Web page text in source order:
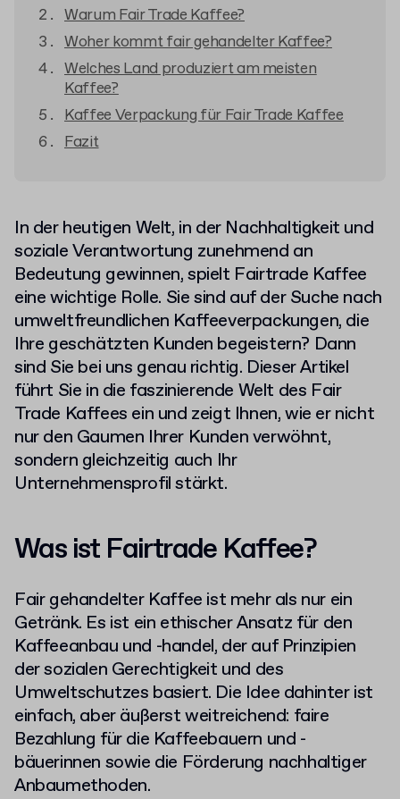
Warum Fair Trade Kaffee?
Woher kommt fair gehandelter Kaffee?
Welches Land produziert am meisten
Kaffee?
Kaffee Verpackung für Fair Trade Kaffee
Fazit
In der heutigen Welt, in der Nachhaltigkeit und
soziale Verantwortung zunehmend an
Bedeutung gewinnen, spielt Fairtrade Kaffee
eine wichtige Rolle. Sie sind auf der Suche nach
umweltfreundlichen Kaffeeverpackungen, die
Ihre geschätzten Kunden begeistern? Dann
sind Sie bei uns genau richtig. Dieser Artikel
führt Sie in die faszinierende Welt des Fair
Trade Kaffees ein und zeigt Ihnen, wie er nicht
nur den Gaumen Ihrer Kunden verwöhnt,
sondern gleichzeitig auch Ihr
Unternehmensprofil stärkt.
Was ist Fairtrade Kaffee?
Fair gehandelter Kaffee ist mehr als nur ein
Getränk. Es ist ein ethischer Ansatz für den
Kaffeeanbau und -handel, der auf Prinzipien
der sozialen Gerechtigkeit und des
Umweltschutzes basiert. Die Idee dahinter ist
einfach, aber äußerst weitreichend: faire
Bezahlung für die Kaffeebauern und -
bäuerinnen sowie die Förderung nachhaltiger
Anbaumethoden.